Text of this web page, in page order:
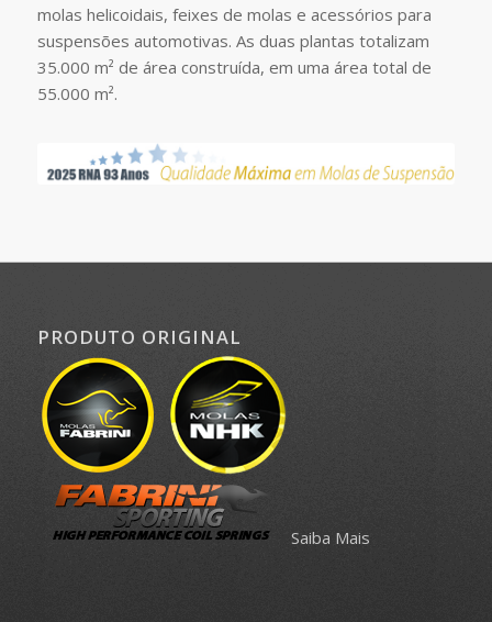
molas helicoidais, feixes de molas e acessórios para
suspensões automotivas. As duas plantas totalizam
35.000 m² de área construída, em uma área total de
55.000 m².
PRODUTO ORIGINAL
Saiba Mais